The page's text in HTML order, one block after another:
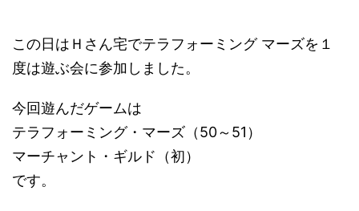
この日はＨさん宅でテラフォーミング マーズを１
度は遊ぶ会に参加しました。
今回遊んだゲームは
テラフォーミング・マーズ（50～51）
マーチャント・ギルド（初）
です。